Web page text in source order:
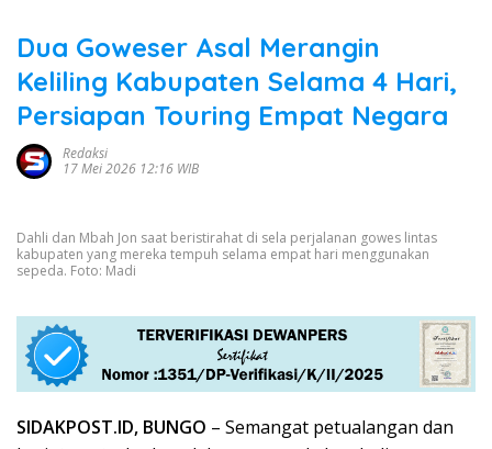
Dua Goweser Asal Merangin
Keliling Kabupaten Selama 4 Hari,
Persiapan Touring Empat Negara
Redaksi
17 Mei 2026 12:16 WIB
Dahli dan Mbah Jon saat beristirahat di sela perjalanan gowes lintas
kabupaten yang mereka tempuh selama empat hari menggunakan
sepeda. Foto: Madi
SIDAKPOST.ID, BUNGO – Semangat petualangan dan